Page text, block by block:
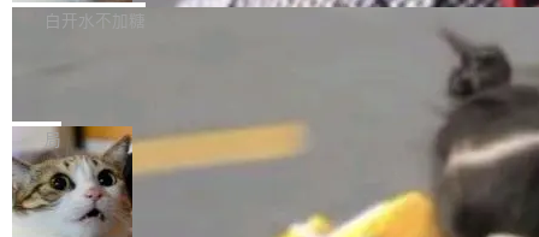
技术判断。 两行 prompt 就能个性化任何软件 C
ness 的内测，可以回复或私信联系我。请附上
Harness 负责把能力落到真实环境中——调用工
具、读写文件、管理上下文、处理错误、完成闭
环。崔添翼招人的标...
型的预览版本 SenseNova U1.5-Lite-Preview。
理解、推理、生成与编辑，还仅以 8B-MoT 的轻
量大小，将能力推进到4K、更精细的真实质感、
更复杂的视觉控制和可持续迭代编辑。 相比 U
1，U1.5-Lite-Preview 在以下方向上带来了显著
白开水不加糖
nap。这次是 hwctl——一个用来检查 Ubuntu
硬件认证状态的命令行工具。 Canonical 工程师
Alan Griffiths 在邮件列表中说得很直白：「hwc
tl 是一个 Ubuntu 专有的包，它和它的依赖项都
局
Dario Amodei 担心新人来 Anthropic
只为金钱，不为使命
顶级 AI 研究员在两家公司之间来回跳，中间只